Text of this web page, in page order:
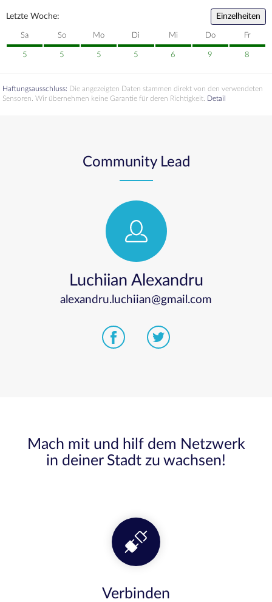
Letzte Woche: Einzelheiten
Sa So Mo Di Mi Do Fr
5 5 5 5 6 9 8
Haftungsausschluss: Die angezeigten Daten stammen direkt von den verwendeten
Sensoren. Wir übernehmen keine Garantie für deren Richtigkeit. Detail
Community Lead
Luchiian Alexandru
alexandru.luchiian@gmail.com
Mach mit und hilf dem Netzwerk
in deiner Stadt zu wachsen!
Verbinden